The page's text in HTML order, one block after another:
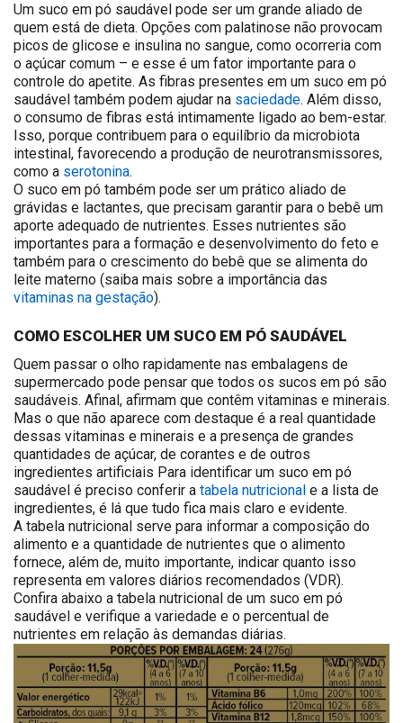
Um suco em pó saudável pode ser um grande aliado de
quem está de dieta. Opções com palatinose não provocam
picos de glicose e insulina no sangue, como ocorreria com
o açúcar comum – e esse é um fator importante para o
controle do apetite. As fibras presentes em um suco em pó
saudável também podem ajudar na saciedade. Além disso,
o consumo de fibras está intimamente ligado ao bem-estar.
Isso, porque contribuem para o equilíbrio da microbiota
intestinal, favorecendo a produção de neurotransmissores,
como a serotonina.
O suco em pó também pode ser um prático aliado de
grávidas e lactantes, que precisam garantir para o bebê um
aporte adequado de nutrientes. Esses nutrientes são
importantes para a formação e desenvolvimento do feto e
também para o crescimento do bebê que se alimenta do
leite materno (saiba mais sobre a importância das
vitaminas na gestação).
COMO ESCOLHER UM SUCO EM PÓ SAUDÁVEL
Quem passar o olho rapidamente nas embalagens de
supermercado pode pensar que todos os sucos em pó são
saudáveis. Afinal, afirmam que contêm vitaminas e minerais.
Mas o que não aparece com destaque é a real quantidade
dessas vitaminas e minerais e a presença de grandes
quantidades de açúcar, de corantes e de outros
ingredientes artificiais Para identificar um suco em pó
saudável é preciso conferir a tabela nutricional e a lista de
ingredientes, é lá que tudo fica mais claro e evidente.
A tabela nutricional serve para informar a composição do
alimento e a quantidade de nutrientes que o alimento
fornece, além de, muito importante, indicar quanto isso
representa em valores diários recomendados (VDR).
Confira abaixo a tabela nutricional de um suco em pó
saudável e verifique a variedade e o percentual de
nutrientes em relação às demandas diárias.